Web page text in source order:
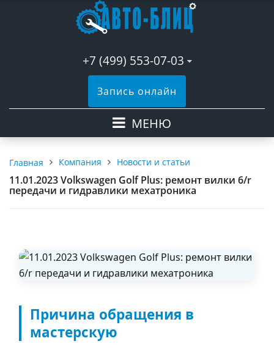
+7 (499) 553-07-03
Запись онлайн
МЕНЮ
Главная Компания Новости и статьи
11.01.2023 Volkswagen Golf Plus: ремонт вилки 6/r
передачи и гидравлики мехатроника
Причина обращения в
мастерскую